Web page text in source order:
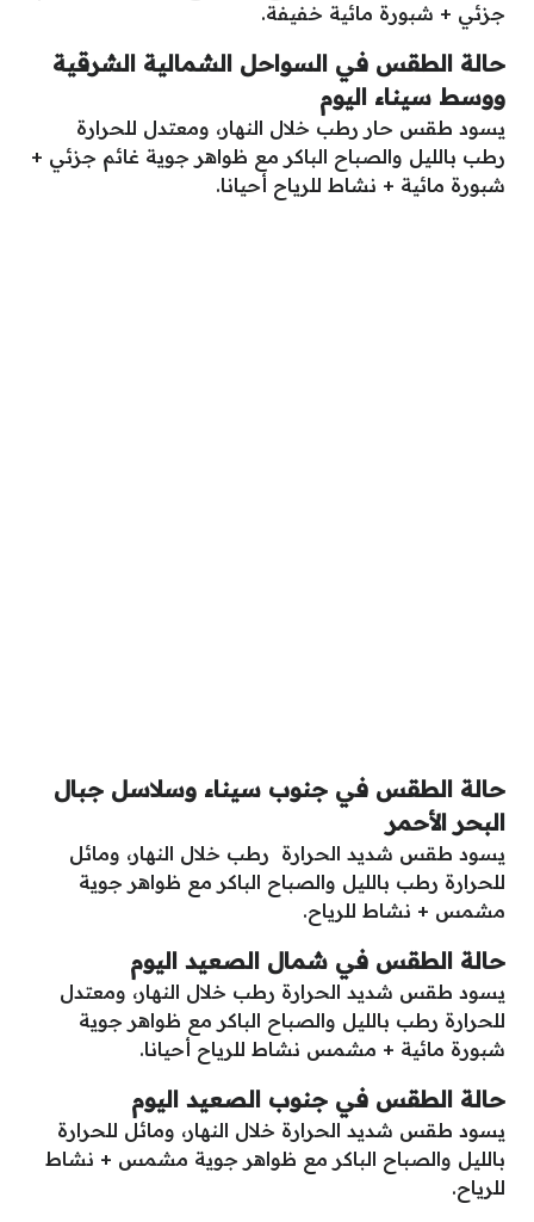
جزئي + شبورة مائية خفيفة.
حالة الطقس في السواحل الشمالية الشرقية
ووسط سيناء اليوم
يسود طقس حار رطب خلال النهار، ومعتدل للحرارة
رطب بالليل والصباح الباكر مع ظواهر جوية غائم جزئي +
شبورة مائية + نشاط للرياح أحيانا.
حالة الطقس في جنوب سيناء وسلاسل جبال
البحر الأحمر
يسود طقس شديد الحرارة رطب خلال النهار، ومائل
للحرارة رطب بالليل والصباح الباكر مع ظواهر جوية
مشمس + نشاط للرياح.
حالة الطقس في شمال الصعيد اليوم
يسود طقس شديد الحرارة رطب خلال النهار، ومعتدل
للحرارة رطب بالليل والصباح الباكر مع ظواهر جوية
شبورة مائية + مشمس نشاط للرياح أحيانا.
حالة الطقس في جنوب الصعيد اليوم
يسود طقس شديد الحرارة خلال النهار، ومائل للحرارة
بالليل والصباح الباكر مع ظواهر جوية مشمس + نشاط
للرياح.